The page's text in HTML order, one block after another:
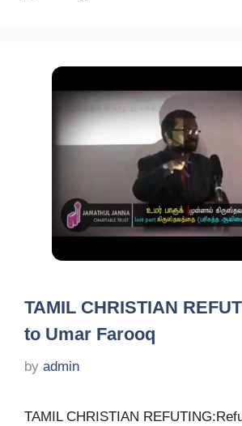
TAMIL CHRISTIAN
to Umar Farooq
by admin
TAMIL CHRISTIAN